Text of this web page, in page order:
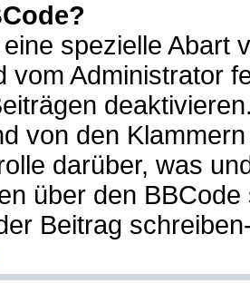
spezielle Abart
vom Administrator
von den
darüber, was
über den
Beitrag